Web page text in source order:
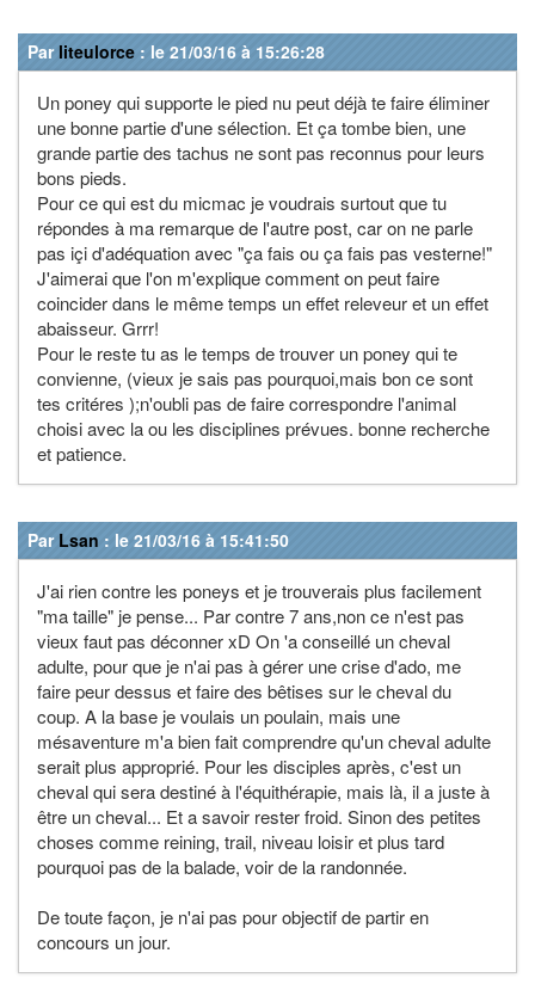
Par liteulorce : le 21/03/16 à 15:26:28
Un poney qui supporte le pied nu peut déjà te faire éliminer
une bonne partie d'une sélection. Et ça tombe bien, une
grande partie des tachus ne sont pas reconnus pour leurs
bons pieds.
Pour ce qui est du micmac je voudrais surtout que tu
répondes à ma remarque de l'autre post, car on ne parle
pas içi d'adéquation avec "ça fais ou ça fais pas vesterne!"
J'aimerai que l'on m'explique comment on peut faire
coincider dans le même temps un effet releveur et un effet
abaisseur. Grrr!
Pour le reste tu as le temps de trouver un poney qui te
convienne, (vieux je sais pas pourquoi,mais bon ce sont
tes critéres );n'oubli pas de faire correspondre l'animal
choisi avec la ou les disciplines prévues. bonne recherche
et patience.
Par Lsan : le 21/03/16 à 15:41:50
J'ai rien contre les poneys et je trouverais plus facilement
"ma taille" je pense... Par contre 7 ans,non ce n'est pas
vieux faut pas déconner xD On 'a conseillé un cheval
adulte, pour que je n'ai pas à gérer une crise d'ado, me
faire peur dessus et faire des bêtises sur le cheval du
coup. A la base je voulais un poulain, mais une
mésaventure m'a bien fait comprendre qu'un cheval adulte
serait plus approprié. Pour les disciples après, c'est un
cheval qui sera destiné à l'équithérapie, mais là, il a juste à
être un cheval... Et a savoir rester froid. Sinon des petites
choses comme reining, trail, niveau loisir et plus tard
pourquoi pas de la balade, voir de la randonnée.
De toute façon, je n'ai pas pour objectif de partir en
concours un jour.